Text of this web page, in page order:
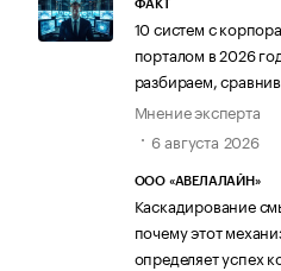
ФАКТ
10 систем с
порталом в 2026
разбираем,
Мнение эксперта
6 августа 2026
ООО «АВЕЛАЛАЙН»
Каскадирование
почему этот
определяет успех